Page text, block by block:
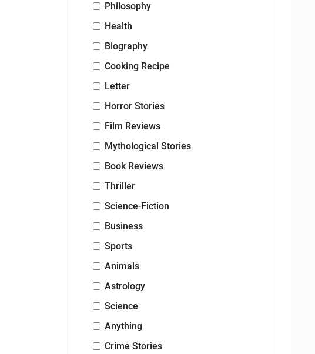
Philosophy
Health
Biography
Cooking Recipe
Letter
Horror Stories
Film Reviews
Mythological Stories
Book Reviews
Thriller
Science-Fiction
Business
Sports
Animals
Astrology
Science
Anything
Crime Stories